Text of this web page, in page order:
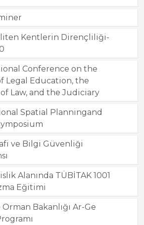
Kentlerin Dirençliliği-
Conference on the
Legal Education, the
Law, and the Judiciary
Spatial Planningand
ve Bilgi Güvenliği
Alanında TÜBİTAK 1001
Eğitimi
Orman Bakanlığı Ar-Ge